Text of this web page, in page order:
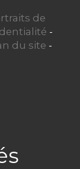
de
-
du site -